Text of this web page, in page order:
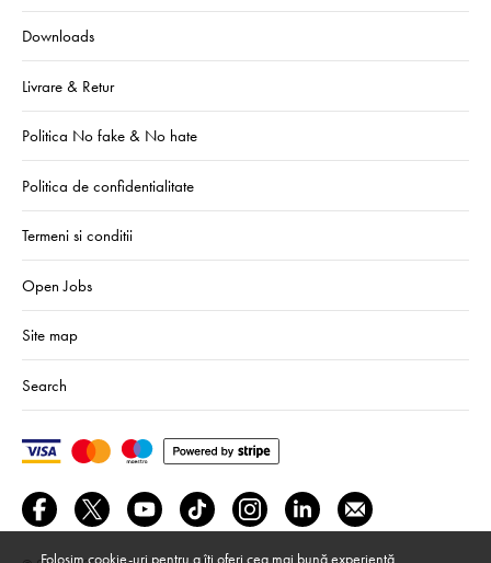
Downloads
Livrare & Retur
Politica No fake & No hate
Politica de confidentialitate
Termeni si conditii
Open Jobs
Site map
Search
Folosim cookie-uri pentru a îți oferi cea mai bună experiență